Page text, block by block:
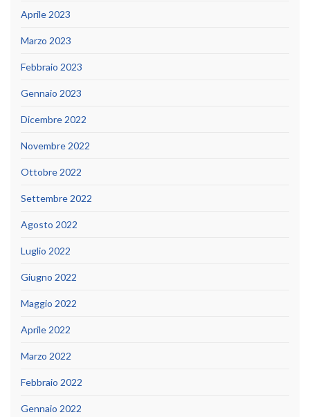
Aprile 2023
Marzo 2023
Febbraio 2023
Gennaio 2023
Dicembre 2022
Novembre 2022
Ottobre 2022
Settembre 2022
Agosto 2022
Luglio 2022
Giugno 2022
Maggio 2022
Aprile 2022
Marzo 2022
Febbraio 2022
Gennaio 2022